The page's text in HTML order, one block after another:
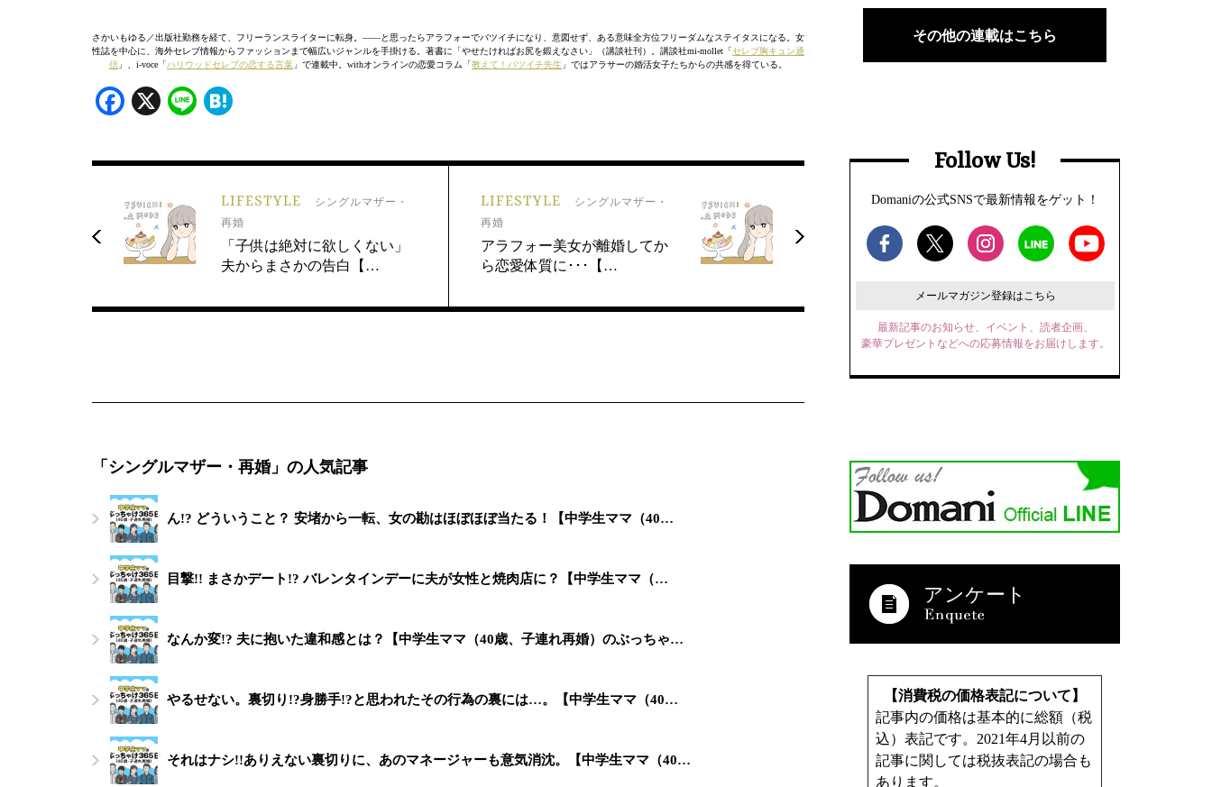
さかいもゆる／出版社勤務を経て、フリーランスライターに転身。——と思ったらアラフォーでバツイチになり、意図せず、ある意味全方位フリーダムなステイタスになる。女
性誌を中心に、海外セレブ情報からファッションまで幅広いジャンルを手掛ける。著書に「やせたければお尻を鍛えなさい」（講談社刊）。講談社mi-mollet「セレブ胸キュン通
信 」、i-voce「ハリウッドセレブの恋する言葉 」で連載中。withオンラインの恋愛コラム「教えて！バツイチ先生 」ではアラサーの婚活女子たちからの共感を得ている。
Facebook
X Line
LIFESTYLE
シングルマザー・
再婚
「子供は絶対に欲しくない」
夫からまさかの告白【…
LIFESTYLE
シングルマザー・
再婚
アラフォー美女が離婚してか
ら恋愛体質に･･･【…
「シングルマザー・再婚」の人気記事
ん!? どういうこと？ 安堵から一転、女の勘はほぼほぼ当たる！【中学生ママ（40…
目撃!! まさかデート!? バレンタインデーに夫が女性と焼肉店に？【中学生ママ（…
なんか変!? 夫に抱いた違和感とは？【中学生ママ（40歳、子連れ再婚）のぶっちゃ…
やるせない。裏切り!?身勝手!?と思われたその行為の裏には…。【中学生ママ（40…
それはナシ!!ありえない裏切りに、あのマネージャーも意気消沈。【中学生ママ（40…
その他の連載はこちら
Follow Us!
Domaniの公式SNSで最新情報をゲット！
メールマガジン登録はこちら
最新記事のお知らせ、イベント、読者企画、
豪華プレゼントなどへの応募情報をお届けします。
アンケート
【消費税の価格表記について】
記事内の価格は基本的に総額（税
込）表記です。2021年4月以前の
記事に関しては税抜表記の場合も
あります。